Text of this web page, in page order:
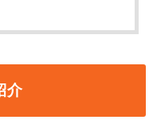
介